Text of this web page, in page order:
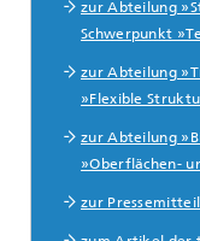
zur Abteilung
Schwerpunkt
zur Abteilung
»Flexible
zur Abteilung
»Oberflächen-
zur